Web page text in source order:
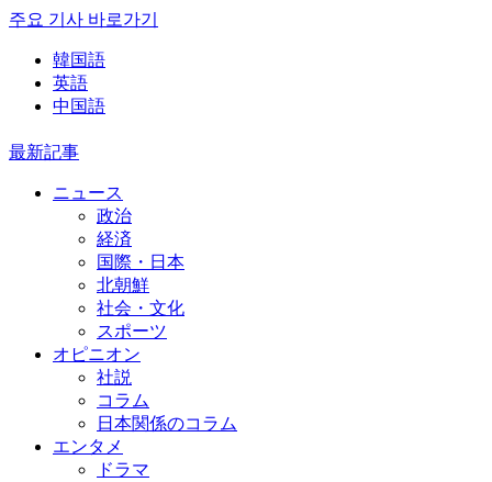
주요 기사 바로가기
韓国語
英語
中国語
最新記事
ニュース
政治
経済
国際・日本
北朝鮮
社会・文化
スポーツ
オピニオン
社説
コラム
日本関係のコラム
エンタメ
ドラマ